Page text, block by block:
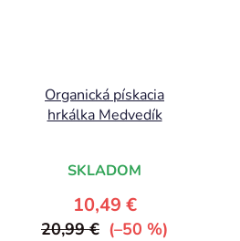
Organická pískacia
hrkálka Medvedík
SKLADOM
10,49 €
20,99 € (–50 %)